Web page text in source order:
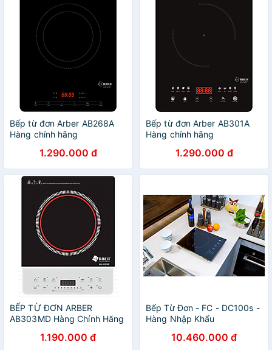
Bếp từ đơn Arber AB268A
Hàng chính hãng
1.290.000 đ
Bếp từ đơn Arber AB301A
Hàng chính hãng
1.290.000 đ
BẾP TỪ ĐƠN ARBER
AB303MD Hàng Chính Hãng
1.190.000 đ
Bếp Từ Đơn - FC - DC100s -
Hàng Nhập Khẩu
10.460.000 đ